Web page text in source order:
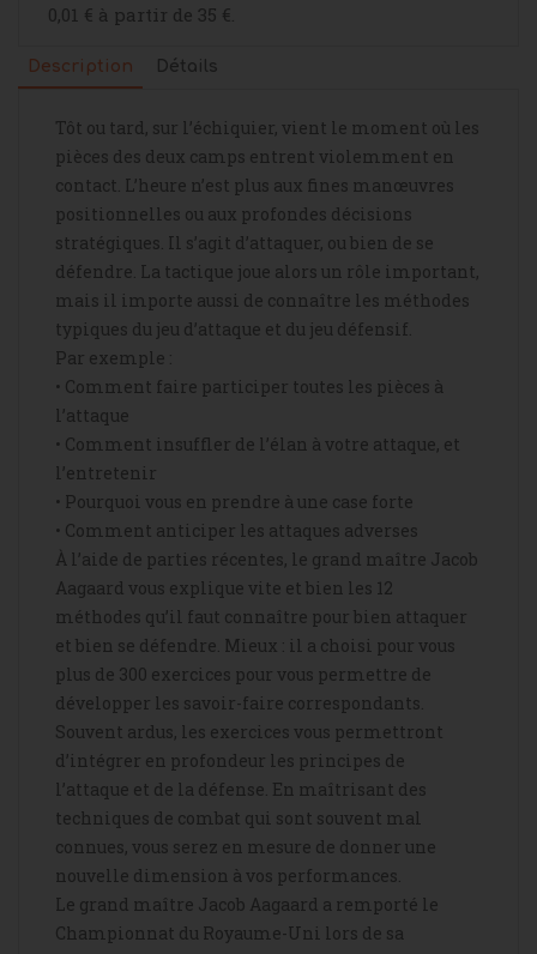
0,01 € à partir de 35 €.
Description Détails
Tôt ou tard, sur l’échiquier, vient le moment où les
pièces des deux camps entrent violemment en
contact. L’heure n’est plus aux fines manœuvres
positionnelles ou aux profondes décisions
stratégiques. Il s’agit d’attaquer, ou bien de se
défendre. La tactique joue alors un rôle important,
mais il importe aussi de connaître les méthodes
typiques du jeu d’attaque et du jeu défensif.
Par exemple :
• Comment faire participer toutes les pièces à
l’attaque
• Comment insuffler de l’élan à votre attaque, et
l’entretenir
• Pourquoi vous en prendre à une case forte
• Comment anticiper les attaques adverses
À l’aide de parties récentes, le grand maître Jacob
Aagaard vous explique vite et bien les 12
méthodes qu’il faut connaître pour bien attaquer
et bien se défendre. Mieux : il a choisi pour vous
plus de 300 exercices pour vous permettre de
développer les savoir-faire correspondants.
Souvent ardus, les exercices vous permettront
d’intégrer en profondeur les principes de
l’attaque et de la défense. En maîtrisant des
techniques de combat qui sont souvent mal
connues, vous serez en mesure de donner une
nouvelle dimension à vos performances.
Le grand maître Jacob Aagaard a remporté le
Championnat du Royaume-Uni lors de sa